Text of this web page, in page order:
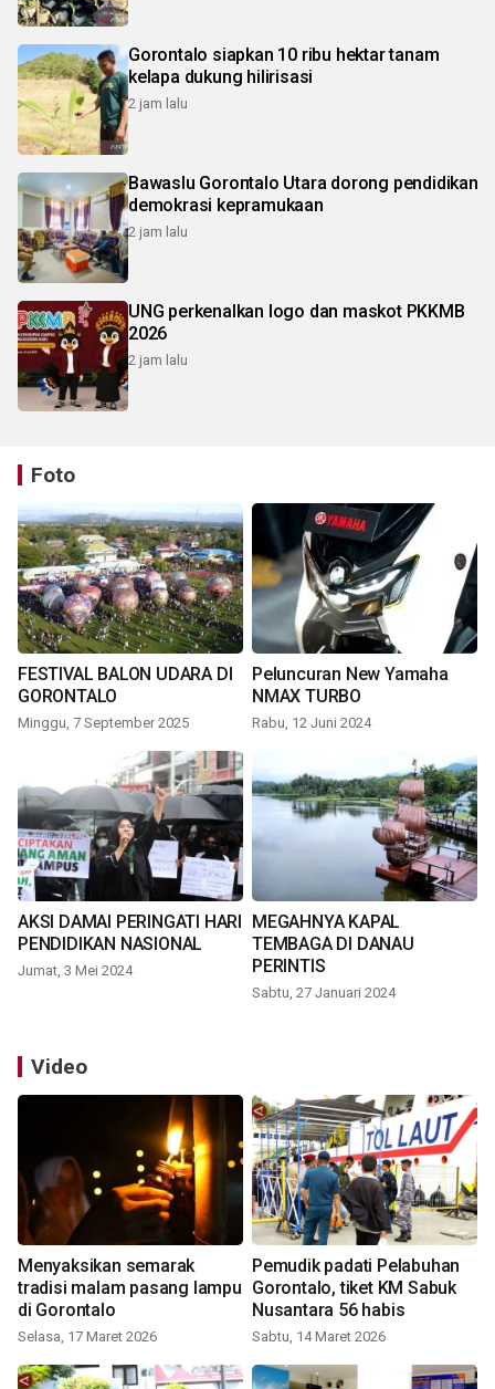
Gorontalo siapkan 10 ribu hektar tanam
kelapa dukung hilirisasi
2 jam lalu
Bawaslu Gorontalo Utara dorong pendidikan
demokrasi kepramukaan
2 jam lalu
UNG perkenalkan logo dan maskot PKKMB
2026
2 jam lalu
Foto
FESTIVAL BALON UDARA DI
GORONTALO
Minggu, 7 September 2025
Peluncuran New Yamaha
NMAX TURBO
Rabu, 12 Juni 2024
AKSI DAMAI PERINGATI HARI
PENDIDIKAN NASIONAL
Jumat, 3 Mei 2024
MEGAHNYA KAPAL
TEMBAGA DI DANAU
PERINTIS
Sabtu, 27 Januari 2024
Video
Menyaksikan semarak
tradisi malam pasang lampu
di Gorontalo
Selasa, 17 Maret 2026
Pemudik padati Pelabuhan
Gorontalo, tiket KM Sabuk
Nusantara 56 habis
Sabtu, 14 Maret 2026